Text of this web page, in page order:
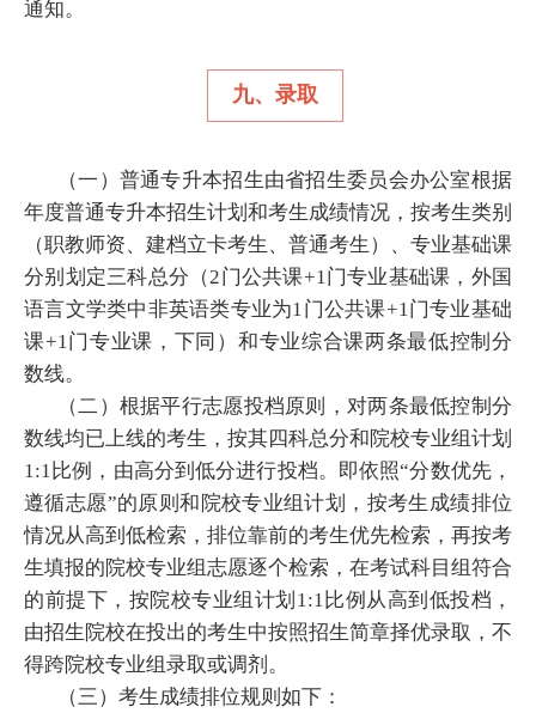
通知。
九、录取
（一）普通专升本招生由省招生委员会办公室根据
年度普通专升本招生计划和考生成绩情况，按考生类别
（职教师资、建档立卡考生、普通考生）、专业基础课
分别划定三科总分（2门公共课+1门专业基础课，外国
语言文学类中非英语类专业为1门公共课+1门专业基础
课+1门专业课，下同）和专业综合课两条最低控制分
数线。
（二）根据平行志愿投档原则，对两条最低控制分
数线均已上线的考生，按其四科总分和院校专业组计划
1:1比例，由高分到低分进行投档。即依照“分数优先，
遵循志愿”的原则和院校专业组计划，按考生成绩排位
情况从高到低检索，排位靠前的考生优先检索，再按考
生填报的院校专业组志愿逐个检索，在考试科目组符合
的前提下，按院校专业组计划1:1比例从高到低投档，
由招生院校在投出的考生中按照招生简章择优录取，不
得跨院校专业组录取或调剂。
（三）考生成绩排位规则如下：